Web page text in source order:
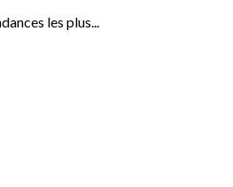
les plus...